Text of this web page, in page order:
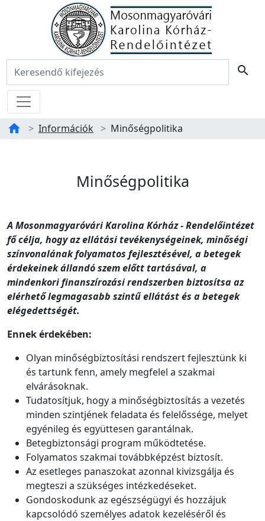
Főoldal
Keresés: search
Menü
home Információk Minőségpolitika
MinőségpolitikaMinőségpolitika
A Mosonmagyaróvári Karolina Kórház - Rendelőintézet
fő célja, hogy az ellátási tevékenységeinek, minőségi
színvonalának folyamatos fejlesztésével, a betegek
érdekeinek állandó szem előtt tartásával, a
mindenkori finanszírozási rendszerben biztosítsa az
elérhető legmagasabb szintű ellátást és a betegek
elégedettségét.
Ennek érdekében:
Olyan minőségbiztosítási rendszert fejlesztünk ki
és tartunk fenn, amely megfelel a szakmai
elvárásoknak.
Tudatosítjuk, hogy a minőségbiztosítás a vezetés
minden szintjének feladata és felelőssége, melyet
egyénileg és együttesen garantálnak.
Betegbiztonsági program működtetése.
Folyamatos szakmai továbbképzést biztosít.
Az esetleges panaszokat azonnal kivizsgálja és
megteszi a szükséges intézkedéseket.
Gondoskodunk az egészségügyi és hozzájuk
kapcsolódó személyes adatok kezeléséről és